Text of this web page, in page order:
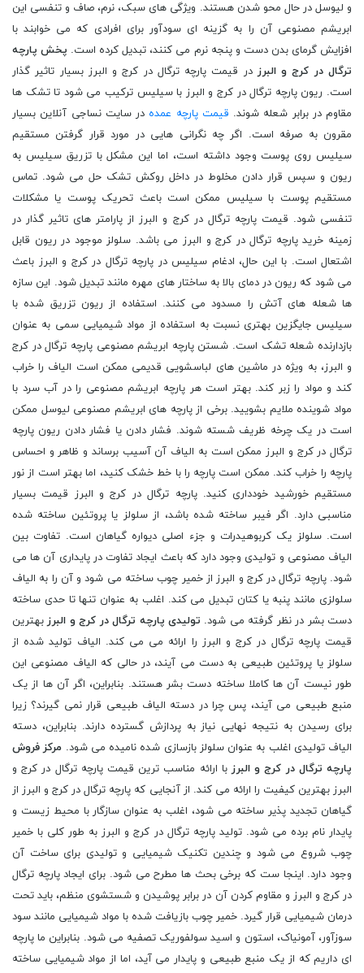
و لیوسل در حال محو شدن هستند. ویژگی ‌های سبک، نرم، صاف و تنفسی این
ابریشم مصنوعی آن را به گزینه ‌ای سودآور برای افرادی که می‌ خوابند با
افزایش گرمای بدن دست و پنجه نرم می ‌کنند، تبدیل کرده است. پخش پارچه
ترگال در کرج و البرز در قیمت پارچه ترگال در کرج و البرز بسیار تاثیر گذار
است. ریون پارچه ترگال در کرج و البرز با سیلیس ترکیب می شود تا تشک ها
مقاوم در برابر شعله شوند. قیمت پارچه عمده در سایت نساجی آنلاین بسیار
مقرون به صرفه است. اگر چه نگرانی هایی در مورد قرار گرفتن مستقیم
سیلیس روی پوست وجود داشته است، اما این مشکل با تزریق سیلیس به
ریون و سپس قرار دادن مخلوط در داخل روکش تشک حل می شود. تماس
مستقیم پوست با سیلیس ممکن است باعث تحریک پوست یا مشکلات
تنفسی شود. قیمت پارچه ترگال در کرج و البرز از پارامتر های تاثیر گذار در
زمینه خرید پارچه ترگال در کرج و البرز می باشد. سلولز موجود در ریون قابل
اشتعال است. با این حال، ادغام سیلیس در پارچه ترگال در کرج و البرز باعث
می شود که ریون در دمای بالا به ساختار های مهره مانند تبدیل شود. این سازه
ها شعله های آتش را مسدود می کنند. استفاده از ریون تزریق شده با
سیلیس جایگزین بهتری نسبت به استفاده از مواد شیمیایی سمی به عنوان
بازدارنده شعله تشک است. شستن پارچه ابریشم مصنوعی پارچه ترگال در کرج
و البرز، به ویژه در ماشین های لباسشویی قدیمی ممکن است الیاف را خراب
کند و مواد را زبر کند. بهتر است هر پارچه ابریشم مصنوعی را در آب سرد با
مواد شوینده ملایم بشویید. برخی از پارچه ‌های ابریشم مصنوعی لیوسل ممکن
است در یک چرخه ظریف شسته شوند. فشار دادن یا فشار دادن ریون پارچه
ترگال در کرج و البرز ممکن است به الیاف آن آسیب برساند و ظاهر و احساس
پارچه را خراب کند. ممکن است پارچه را با خط خشک کنید، اما بهتر است از نور
مستقیم خورشید خودداری کنید. پارچه ترگال در کرج و البرز قیمت بسیار
مناسبی دارد. اگر فیبر ساخته شده باشد، از سلولز یا پروتئین ساخته شده
است. سلولز یک کربوهیدرات و جزء اصلی دیواره گیاهان است. تفاوت بین
الیاف مصنوعی و تولیدی وجود دارد که باعث ایجاد تفاوت در پایداری آن ها می
شود. پارچه ترگال در کرج و البرز از خمیر چوب ساخته می شود و آن را به الیاف
سلولزی مانند پنبه یا کتان تبدیل می کند. اغلب به عنوان تنها تا حدی ساخته
دست بشر در نظر گرفته می شود. تولیدی پارچه ترگال در کرج و البرزبهترین
قیمت پارچه ترگال در کرج و البرز را ارائه می می کند. الیاف تولید شده از
سلولز یا پروتئین طبیعی به دست می آیند، در حالی که الیاف مصنوعی این
طور نیست آن ها کاملا ساخته دست بشر هستند. بنابراین، اگر آن ها از یک
منبع طبیعی می آیند، پس چرا در دسته الیاف طبیعی قرار نمی گیرند؟ زیرا
برای رسیدن به نتیجه نهایی نیاز به پردازش گسترده دارند. بنابراین، دسته
الیاف تولیدی اغلب به عنوان سلولز بازسازی شده نامیده می شود. مرکز فروش
پارچه ترگال در کرج و البرز با ارائه مناسب ترین قیمت پارچه ترگال در کرج و
البرز بهترین کیفیت را ارائه می کند. از آنجایی که پارچه ترگال در کرج و البرز از
گیاهان تجدید پذیر ساخته می شود، اغلب به عنوان سازگار با محیط زیست و
پایدار نام برده می شود. تولید پارچه ترگال در کرج و البرز به طور کلی با خمیر
چوب شروع می شود و چندین تکنیک شیمیایی و تولیدی برای ساخت آن
وجود دارد. اینجا ست که برخی بحث ها مطرح می شود. برای ایجاد پارچه ترگال
در کرج و البرز و مقاوم کردن آن در برابر پوشیدن و شستشوی منظم، باید تحت
درمان شیمیایی قرار گیرد. خمیر چوب بازیافت شده با مواد شیمیایی مانند سود
سوزآور، آمونیاک، استون و اسید سولفوریک تصفیه می شود. بنابراین ما پارچه
ای داریم که از یک منبع طبیعی و پایدار می آید، اما از مواد شیمیایی ساخته